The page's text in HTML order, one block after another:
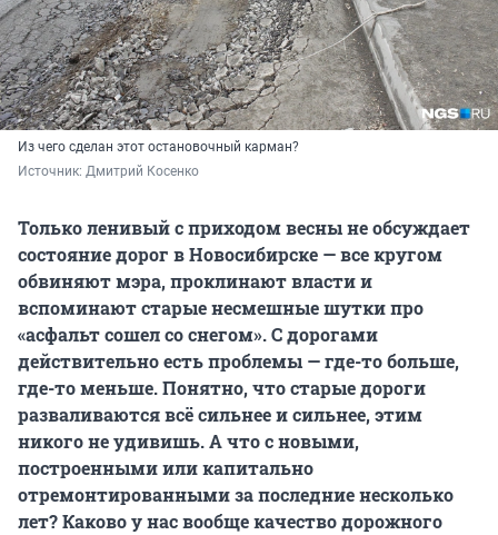
Из чего сделан этот остановочный карман?
Источник: Дмитрий Косенко
Только ленивый с приходом весны не обсуждает
состояние дорог в Новосибирске — все кругом
обвиняют мэра, проклинают власти и
вспоминают старые несмешные шутки про
«асфальт сошел со снегом». С дорогами
действительно есть проблемы — где-то больше,
где-то меньше. Понятно, что старые дороги
разваливаются всё сильнее и сильнее, этим
никого не удивишь. А что с новыми,
построенными или капитально
отремонтированными за последние несколько
лет? Каково у нас вообще качество дорожного